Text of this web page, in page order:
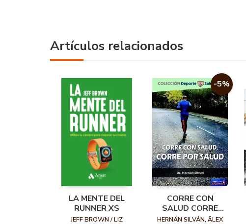
Artículos relacionados
LA MENTE DEL
RUNNER XS
JEFF BROWN / LIZ
-5%
CORRE CON
SALUD CORRE
POR SALUD
HERNÁN SILVÁN, ÄLEX